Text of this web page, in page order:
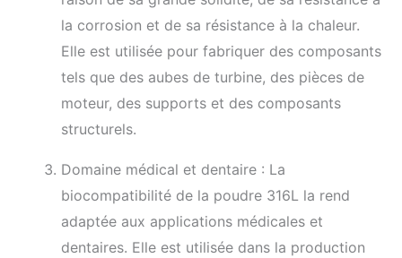
la corrosion et de sa résistance à la chaleur.
Elle est utilisée pour fabriquer des composants
tels que des aubes de turbine, des pièces de
moteur, des supports et des composants
structurels.
Domaine médical et dentaire : La
biocompatibilité de la poudre 316L la rend
adaptée aux applications médicales et
dentaires. Elle est utilisée dans la production